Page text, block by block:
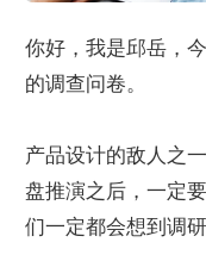
你好，我是邱岳，
的调查问卷。
产品设计的敌人之
盘推演之后，一定
们一定都会想到调研